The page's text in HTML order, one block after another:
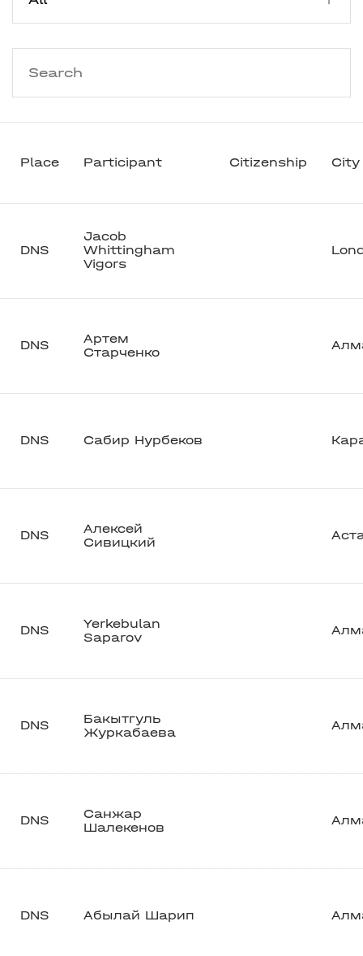
Place Participant Citizenship City
DNS
Jacob
Whittingham
Vigors
DNS
Артем
Старченко
DNS Сабир Нурбеков
DNS
Алексей
Сивицкий
DNS
Yerkebulan
Saparov
DNS
Бакытгуль
Журкабаева
DNS
Санжар
Шалекенов
DNS Абылай Шарип